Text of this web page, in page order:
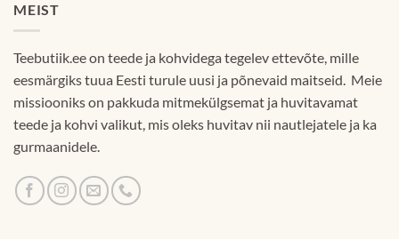
MEIST
Teebutiik.ee on teede ja kohvidega tegelev ettevõte, mille
eesmärgiks tuua Eesti turule uusi ja põnevaid maitseid. Meie
missiooniks on pakkuda mitmekülgsemat ja huvitavamat
teede ja kohvi valikut, mis oleks huvitav nii nautlejatele ja ka
gurmaanidele.